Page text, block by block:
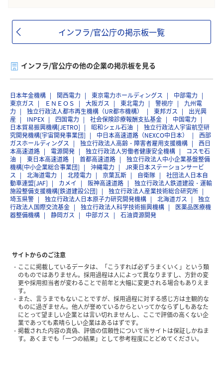
インフラ/官公庁の掲示板一覧
インフラ/官公庁の他の企業の掲示板を見る
日本年金機構 関西電力 東京電力ホールディングス
中部電力
東京ガス
ＥＮＥＯＳ 大阪ガス 東北電力 警視庁
九州電
力
独立行政法人都市再生機構（UR都市機構） 東邦ガス
出光興
産
INPEX 四国電力 社会保険診療報酬支払基金
中国電力
日本貿易振興機構[JETRO]
昭和シェル石油
独立行政法人宇宙航空研
究開発機構[宇宙開発事業団]
中日本高速道路（NEXCO中日本）
西部
ガスホールディングス
独立行政法人高齢・障害者雇用支援機構
西日
本高速道路
電源開発 独立行政法人労働者健康安全機構
コスモ石
油
東日本高速道路 首都高速道路
独立行政法人中小企業基盤整備
機構[中小企業総合事業団]
沖縄電力
JR東日本ステーションサービ
ス
北海道電力 北陸電力 京葉瓦斯 自衛隊
社団法人日本自
動車連盟[JAF]
カメイ 阪神高速道路
独立行政法人鉄道建設・運輸
施設整備支援機構[鉄道建設公団]
独立行政法人産業技術総合研究所
埼玉県警
独立行政法人日本原子力研究開発機構 北海道ガス
独立
行政法人国際交流基金
独立行政法人科学技術振興機構
医薬品医療機
器整備機構
静岡ガス 中部ガス 石油資源開発
サイトからのご注意
ここに掲載しているデータは、「こうすれば必ずうまくいく」という類
のものではありません。採用過程は人によって異なりますし、方針の変
更や採用担当者が変わることで前年と大幅に変更される場合もありえま
す。
また、言うまでもないことですが、採用過程に対する感じ方は主観的な
ものに過ぎません。他人が誉めているからといってかならずしもあなた
にとって望ましい企業とは言い切れませんし、ここで評価の高くない企
業であっても素晴らしい企業はあるはずです。
掲載された内容の真偽、評価の信頼性について当サイトは保証しかねま
す。あくまでも「一つの結果」として参考程度にとどめてください。